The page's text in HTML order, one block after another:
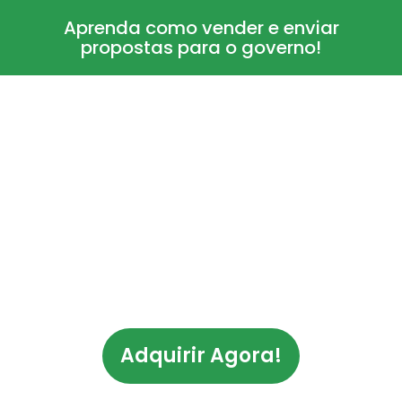
Aprenda como vender e enviar
propostas para o governo!
Adquirir Agora!